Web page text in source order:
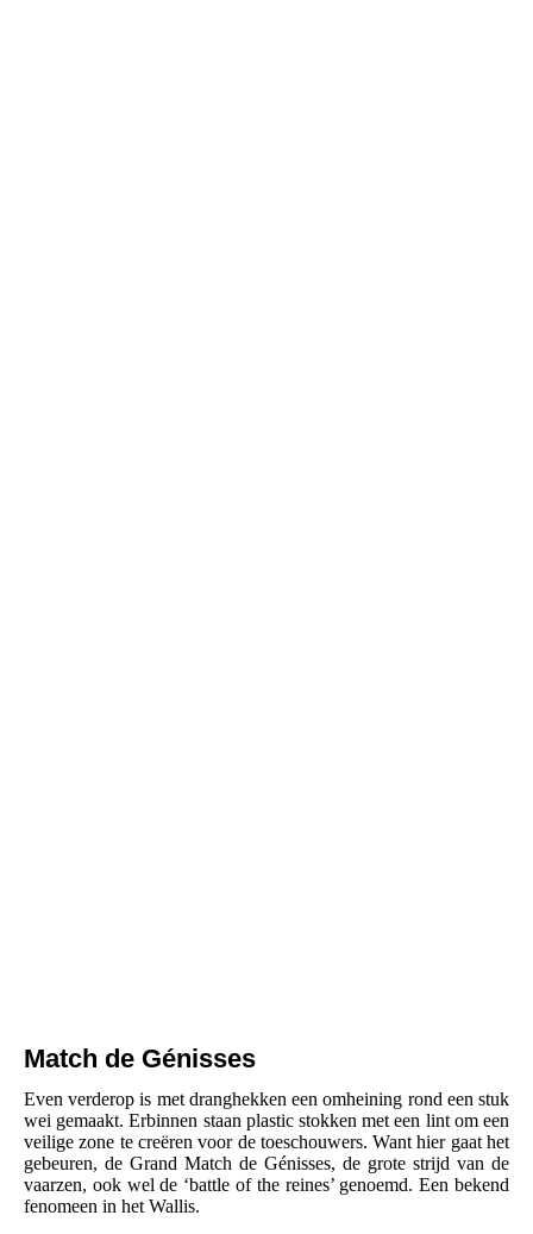
Match de Génisses
Even verderop is met dranghekken een omheining rond een stuk
wei gemaakt. Erbinnen staan plastic stokken met een lint om een
veilige zone te creëren voor de toeschouwers. Want hier gaat het
gebeuren, de Grand Match de Génisses, de grote strijd van de
vaarzen, ook wel de ‘battle of the reines’ genoemd. Een bekend
fenomeen in het Wallis.